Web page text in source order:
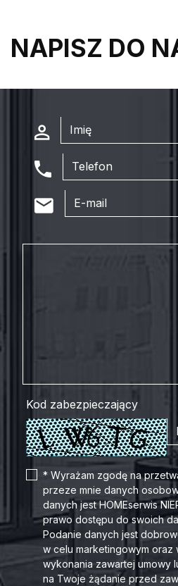
NAPISZ DO
Kod zabezpieczający
* Wyrażam zgodę na
przeze mnie danych
danych jest HOMEserwis
prawo dostępu do swoich
Podanie danych jest
w celu marketingowym oraz
wykonania zawartej umowy
na Twoje żądanie przed